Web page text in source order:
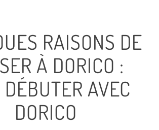
RAISONS DE
À DORICO :
AVEC
DORICO